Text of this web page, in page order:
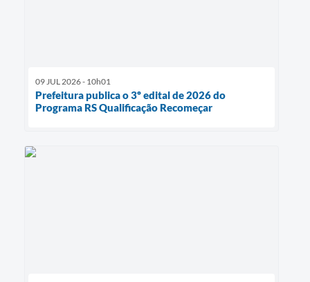
09 JUL 2026 - 10h01
Prefeitura publica o 3º edital de 2026 do
Programa RS Qualificação Recomeçar